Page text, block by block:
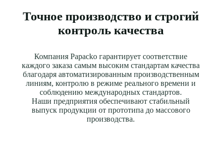
Точное производство и строгий
контроль качества
Компания Papacko гарантирует соответствие
каждого заказа самым высоким стандартам качества
благодаря автоматизированным производственным
линиям, контролю в режиме реального времени и
соблюдению международных стандартов.
Наши предприятия обеспечивают стабильный
выпуск продукции от прототипа до массового
производства.